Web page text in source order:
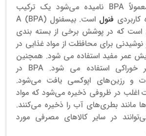
بیسفنول A که معمولاً BPA نامیده می‌شود یک ترکیب
کاربردی فنول
است. بیسفنول A (BPA)
است که در پوشش برخی از بسته بندی
برای محافظت از مواد غذایی در
عمر مفید استفاده می شود. همچنین
در محصولات غیر خوراکی استفاده می شود. BPA در
و رزین‌های اپوکسی یافت می‌شود.
اغلب در ظروفی ذخیره می‌شود که مواد
مانند بطری‌های آب را ذخیره می‌کنند.
در سایر کالاهای مصرفی مورد